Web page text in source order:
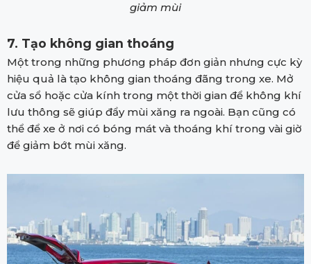
giảm mùi
7. Tạo không gian thoáng
Một trong những phương pháp đơn giản nhưng cực kỳ
hiệu quả là tạo không gian thoáng đãng trong xe. Mở
cửa sổ hoặc cửa kính trong một thời gian để không khí
lưu thông sẽ giúp đẩy mùi xăng ra ngoài. Bạn cũng có
thể để xe ở nơi có bóng mát và thoáng khí trong vài giờ
để giảm bớt mùi xăng.